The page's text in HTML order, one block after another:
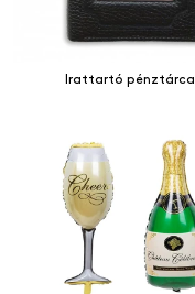
Irattartó pénztárca